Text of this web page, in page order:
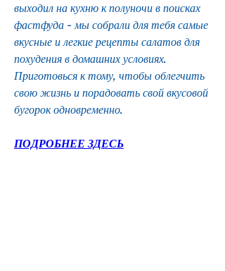
выходил на кухню к полуночи в поисках
фастфуда - мы собрали для тебя самые
вкусные и легкие рецепты салатов для
похудения в домашних условиях.
Приготовься к тому, чтобы облегчить
свою жизнь и порадовать свой вкусовой
бугорок одновременно.
ПОДРОБНЕЕ ЗДЕСЬ